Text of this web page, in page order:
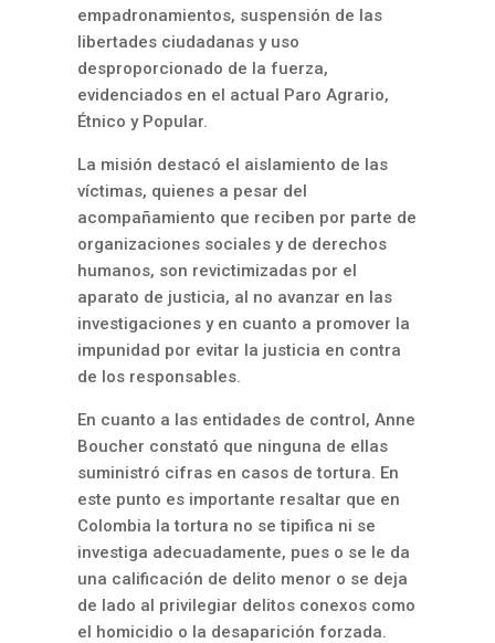
empadronamientos, suspensión de las
libertades ciudadanas y uso
desproporcionado de la fuerza,
evidenciados en el actual Paro Agrario,
Étnico y Popular.
La misión destacó el aislamiento de las
víctimas, quienes a pesar del
acompañamiento que reciben por parte de
organizaciones sociales y de derechos
humanos, son revictimizadas por el
aparato de justicia, al no avanzar en las
investigaciones y en cuanto a promover la
impunidad por evitar la justicia en contra
de los responsables.
En cuanto a las entidades de control, Anne
Boucher constató que ninguna de ellas
suministró cifras en casos de tortura. En
este punto es importante resaltar que en
Colombia la tortura no se tipifica ni se
investiga adecuadamente, pues o se le da
una calificación de delito menor o se deja
de lado al privilegiar delitos conexos como
el homicidio o la desaparición forzada.